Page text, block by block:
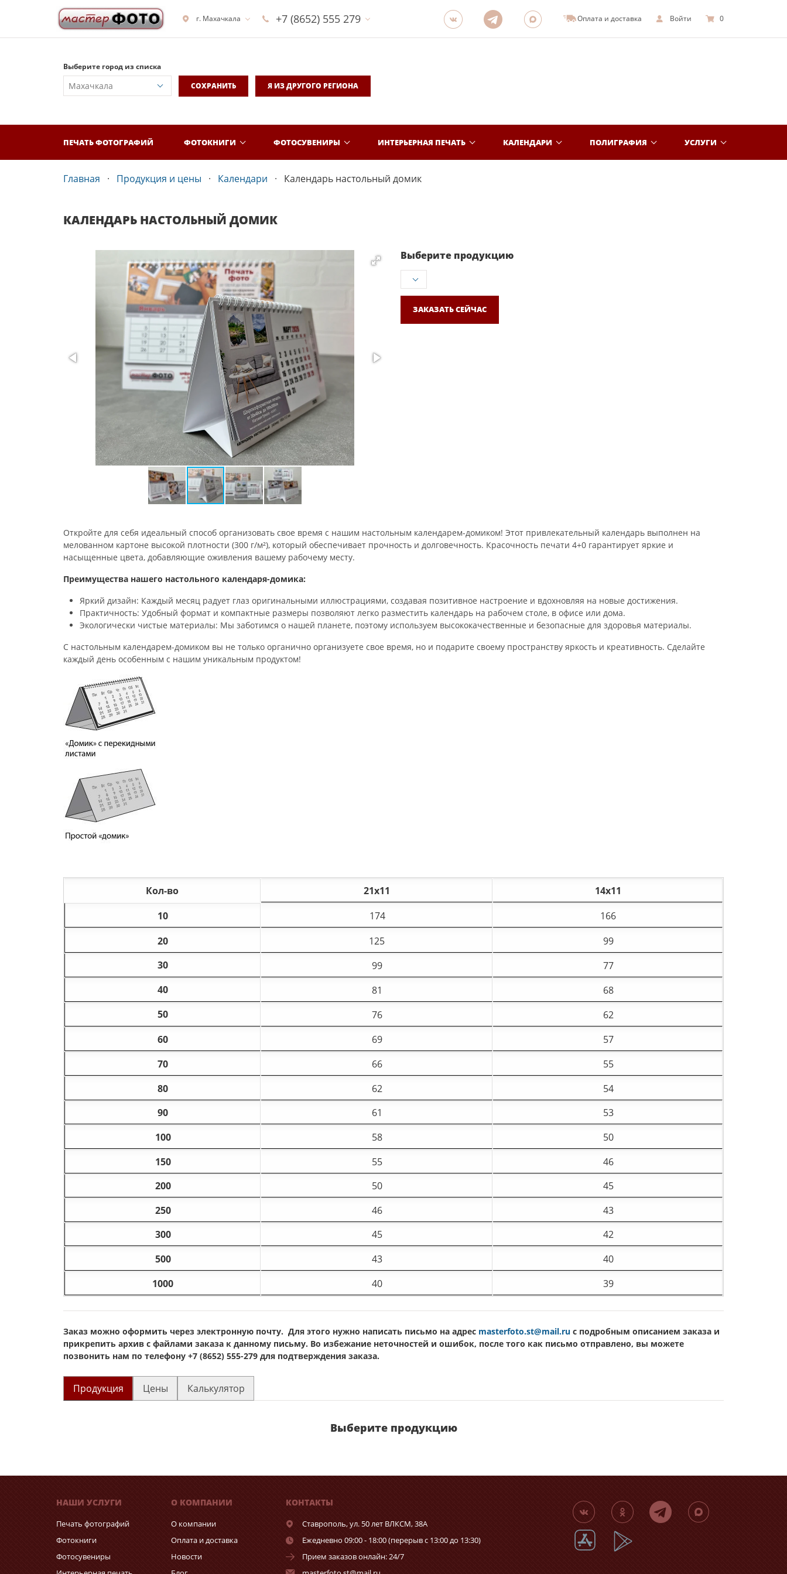
г. Махачкала +7 (8652) 555 279 Оплата и доставка Войти 0
Выберите город из списка
СОХРАНИТЬ
Я ИЗ ДРУГОГО РЕГИОНА
ПЕЧАТЬ ФОТОГРАФИЙ ФОТОКНИГИ ФОТОСУВЕНИРЫ ИНТЕРЬЕРНАЯ ПЕЧАТЬ КАЛЕНДАРИ ПОЛИГРАФИЯ УСЛУГИ
Главная Продукция и цены Календари Календарь настольный домик
КАЛЕНДАРЬ НАСТОЛЬНЫЙ ДОМИК
Выберите продукцию
ЗАКАЗАТЬ СЕЙЧАС
Откройте для себя идеальный способ организовать свое время с нашим настольным календарем-домиком! Этот привлекательный календарь выполнен на
мелованном картоне высокой плотности (300 г/м²), который обеспечивает прочность и долговечность. Красочность печати 4+0 гарантирует яркие и
насыщенные цвета, добавляющие оживления вашему рабочему месту.
Преимущества нашего настольного календаря-домика:
Яркий дизайн: Каждый месяц радует глаз оригинальными иллюстрациями, создавая позитивное настроение и вдохновляя на новые достижения.
Практичность: Удобный формат и компактные размеры позволяют легко разместить календарь на рабочем столе, в офисе или дома.
Экологически чистые материалы: Мы заботимся о нашей планете, поэтому используем высококачественные и безопасные для здоровья материалы.
С настольным календарем-домиком вы не только органично организуете свое время, но и подарите своему пространству яркость и креативность. Сделайте
каждый день особенным с нашим уникальным продуктом!
Кол-во 21х11
14х11
10
174
166
20
125
99
30
99
77
40
81
68
50
76
62
60
69
57
70
66
55
80
62
54
90
61
53
100
58
50
150
55
46
200
50
45
250
46
43
300
45
42
500
43
40
1000
40 39
Заказ можно оформить через электронную почту. Для этого нужно написать письмо на адрес masterfoto.st@mail.ru c подробным описанием заказа и
прикрепить архив с файлами заказа к данному письму. Во избежание неточностей и ошибок, после того как письмо отправлено, вы можете
позвонить нам по телефону +7 (8652) 555-279 для подтверждения заказа.
Продукция Цены Калькулятор
Выберите продукцию
НАШИ УСЛУГИ
Печать фотографий
Фотокниги
Фотосувениры
О КОМПАНИИ
О компании
Оплата и доставка
Новости
КОНТАКТЫ
Ставрополь,ул. 50 лет ВЛКСМ, 38А
Ежедневно 09:00 - 18:00 (перерыв с 13:00 до 13:30)
Прием заказов онлайн: 24/7